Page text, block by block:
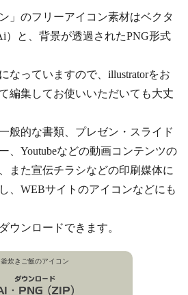
」のフリーアイコン素材はベクタ
）と、背景が透過されたPNG形式
なっていますので、illustratorをお
編集してお使いいただいても大丈
般的な書類、プレゼン・スライド
、Youtubeなどの動画コンテンツの
また宣伝チラシなどの印刷媒体に
、WEBサイトのアイコンなどにも
ウンロードできます。
釜炊きご飯のアイコン